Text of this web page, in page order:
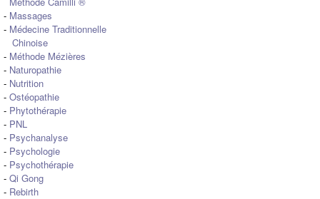
- Massages
- Médecine Traditionnelle
Chinoise
- Méthode Mézières
- Naturopathie
- Nutrition
- Ostéopathie
- Phytothérapie
- PNL
- Psychanalyse
- Psychologie
- Psychothérapie
- Qi Gong
- Rebirth